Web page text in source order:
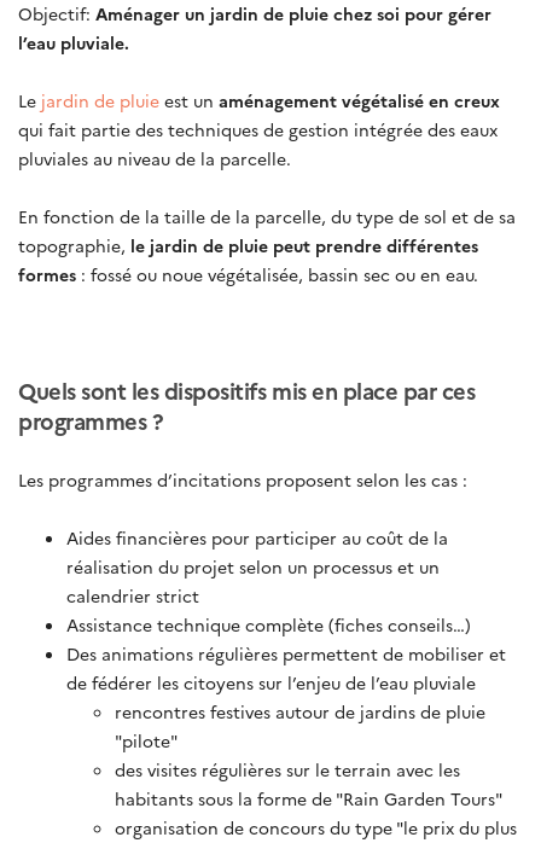
Objectif: Aménager un jardin de pluie chez soi pour gérer
l’eau pluviale.
Le jardin de pluie est un aménagement végétalisé en creux
qui fait partie des techniques de gestion intégrée des eaux
pluviales au niveau de la parcelle.
En fonction de la taille de la parcelle, du type de sol et de sa
topographie, le jardin de pluie peut prendre différentes
formes : fossé ou noue végétalisée, bassin sec ou en eau.
Quels sont les dispositifs mis en place par ces
programmes ?
Les programmes d’incitations proposent selon les cas :
Aides financières pour participer au coût de la
réalisation du projet selon un processus et un
calendrier strict
Assistance technique complète (fiches conseils…)
Des animations régulières permettent de mobiliser et
de fédérer les citoyens sur l’enjeu de l’eau pluviale
rencontres festives autour de jardins de pluie
"pilote"
des visites régulières sur le terrain avec les
habitants sous la forme de "Rain Garden Tours"
organisation de concours du type "le prix du plus